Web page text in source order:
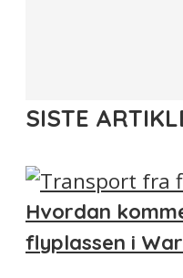
SISTE
Hvordan
flyplassen i